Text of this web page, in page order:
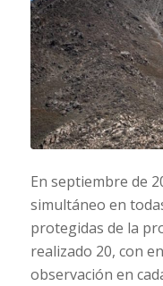
En septiembre de
simultáneo en
protegidas de la
realizado 20, con
observación en